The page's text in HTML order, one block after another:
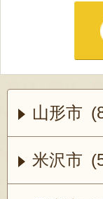
山形市
米沢市